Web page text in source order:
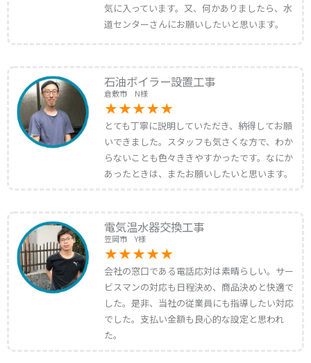
気に入っています。又、何かありましたら、水
道センターさんにお願いしたいと思います。
石油ボイラー設置工事
倉敷市 N様
とても丁寧に説明していただき、納得してお願
いできました。スタッフも気さくな方で、わか
らないことも色々ききやすかったです。なにか
あったときは、またお願いしたいと思います。
電気温水器交換工事
笠岡市 Y様
会社の窓口である電話応対は素晴らしい。サー
ビスマンの対応も日程決め、商品決めと快適で
した。是非、当社の従業員にも指導したい対応
でした。支払い金額も良心的な設定と思われ
た。